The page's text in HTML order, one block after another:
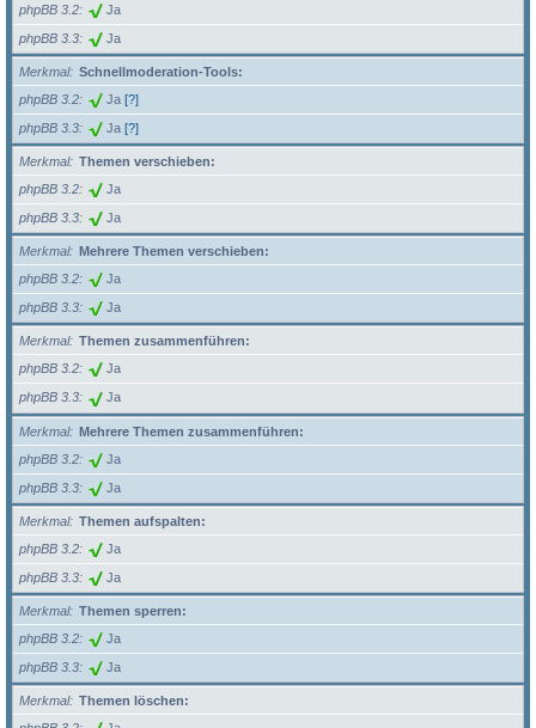
phpBB 3.2
Ja
phpBB 3.3 Ja
Merkmal
Schnellmoderation-Tools:
phpBB 3.2
Ja [?]
phpBB 3.3 Ja [?]
Merkmal
Themen verschieben:
phpBB 3.2
Ja
phpBB 3.3 Ja
Merkmal
Mehrere Themen verschieben:
phpBB 3.2
Ja
phpBB 3.3 Ja
Merkmal
Themen zusammenführen:
phpBB 3.2
Ja
phpBB 3.3 Ja
Merkmal
Mehrere Themen zusammenführen:
phpBB 3.2
Ja
phpBB 3.3 Ja
Merkmal
Themen aufspalten:
phpBB 3.2
Ja
phpBB 3.3 Ja
Merkmal
Themen sperren:
phpBB 3.2
Ja
phpBB 3.3 Ja
Merkmal
Themen löschen: